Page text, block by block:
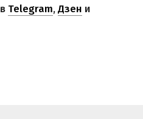
Telegram,Дзен и